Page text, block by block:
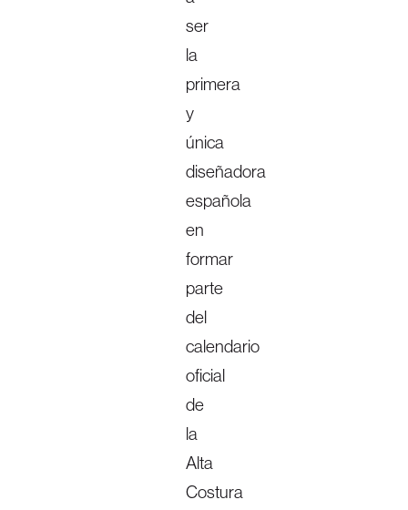
ser
la
primera
y
única
diseñadora
española
en
formar
parte
del
calendario
oficial
de
la
Alta
Costura